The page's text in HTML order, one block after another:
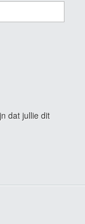
dat jullie dit